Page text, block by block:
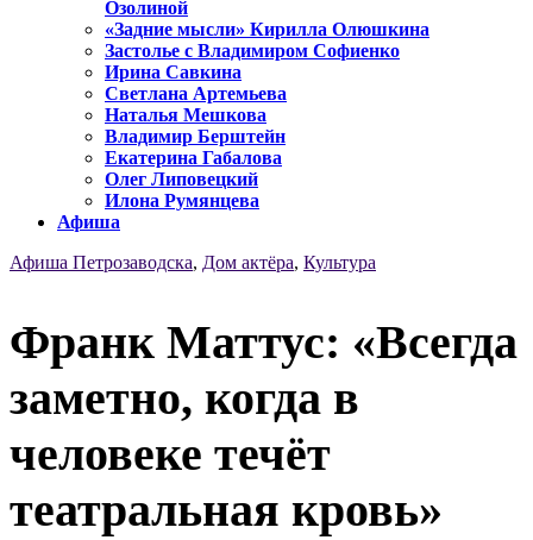
Озолиной
«Задние мысли» Кирилла Олюшкина
Застолье с Владимиром Софиенко
Ирина Савкина
Светлана Артемьева
Наталья Мешкова
Владимир Берштейн
Екатерина Габалова
Олег Липовецкий
Илона Румянцева
Афиша
Афиша Петрозаводска, Дом актёра, Культура
Франк Маттус: «Всегда
заметно, когда в
человеке течёт
театральная кровь»